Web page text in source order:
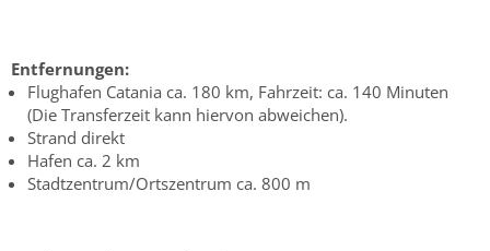
Entfernungen:
Flughafen Catania ca. 180 km, Fahrzeit: ca. 140 Minuten
(Die Transferzeit kann hiervon abweichen).
Strand direkt
Hafen ca. 2 km
Stadtzentrum/Ortszentrum ca. 800 m